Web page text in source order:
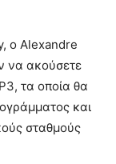
ο Alexandre
να ακούσετε
τα οποία θα
και
σταθμούς